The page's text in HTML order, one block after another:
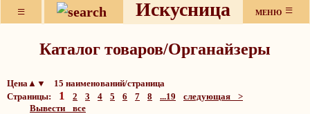
≡ Искусница МЕНЮ ≡
Каталог товаров/Органайзеры
Цена▲▼ 15 наименований/страница
Страницы: 1 2 3 4 5 6 7 8 ...19
следующая >
Вывести все